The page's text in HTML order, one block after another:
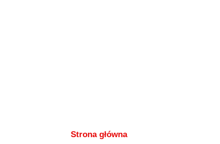
Strona główna